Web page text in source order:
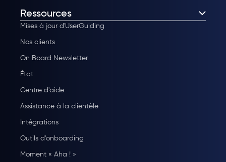
Ressources
Mises à jour d'UserGuiding
Nos clients
On Board Newsletter
État
Centre d'aide
Assistance à la clientèle
Intégrations
Outils d'onboarding
Moment « Aha ! »